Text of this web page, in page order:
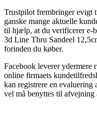
Trustpilot frembringer evigt
ganske mange aktuelle
til hjælp, at du verificerer e-
3d Line Thru Sandeel
forinden du køber.
Facebook leverer
online firmaets
kan registrere en evaluering
vel må benyttes til afvejning